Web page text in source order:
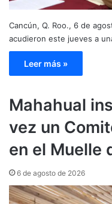
Cancún, Q. Roo., 6 de
acudieron este jueves a
Leer más »
Mahahual
vez un
en el Muelle
6 de agosto de 2026